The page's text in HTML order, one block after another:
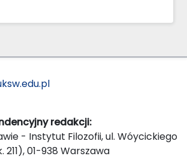
redakcji:
- Instytut Filozofii, ul. Wóycickiego
211), 01-938 Warszawa